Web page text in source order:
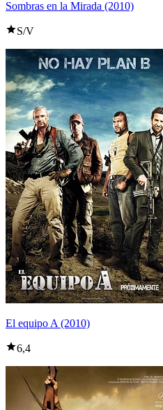
Sombras en la Mirada (2010)
S/V
El equipo A (2010)
6,4